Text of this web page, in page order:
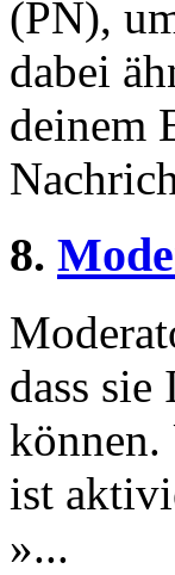
(PN),
dabei
deinem
8.
dass
können.
ist
»...